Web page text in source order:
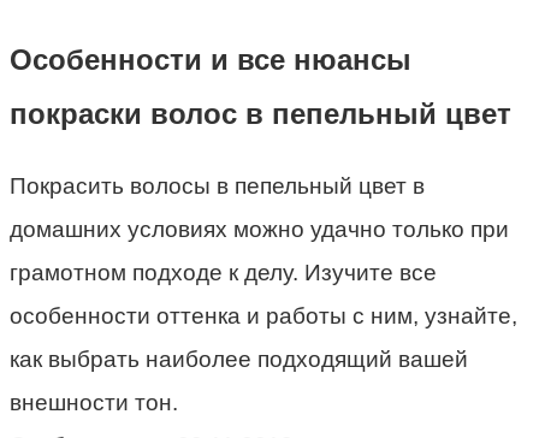
Особенности и все нюансы
покраски волос в пепельный цвет
Покрасить волосы в пепельный цвет в
домашних условиях можно удачно только при
грамотном подходе к делу. Изучите все
особенности оттенка и работы с ним, узнайте,
как выбрать наиболее подходящий вашей
внешности тон.